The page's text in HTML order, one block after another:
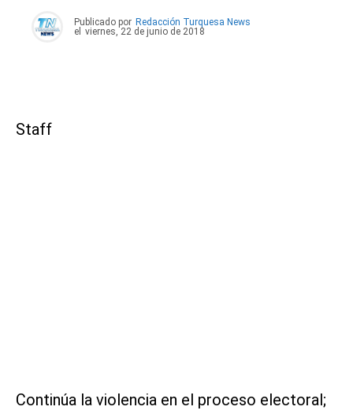
Publicado por Redacción Turquesa News
el viernes, 22 de junio de 2018
Staff
Continúa la violencia en el proceso electoral;